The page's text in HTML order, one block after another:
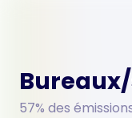
57% des